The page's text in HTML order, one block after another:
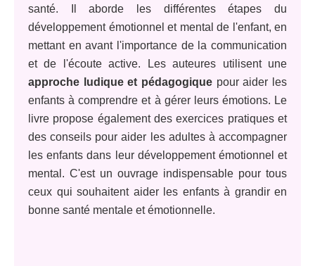
santé. Il aborde les différentes étapes du
développement émotionnel et mental de l'enfant, en
mettant en avant l'importance de la communication
et de l'écoute active. Les auteures utilisent une
approche ludique et pédagogique pour aider les
enfants à comprendre et à gérer leurs émotions. Le
livre propose également des exercices pratiques et
des conseils pour aider les adultes à accompagner
les enfants dans leur développement émotionnel et
mental. C'est un ouvrage indispensable pour tous
ceux qui souhaitent aider les enfants à grandir en
bonne santé mentale et émotionnelle.